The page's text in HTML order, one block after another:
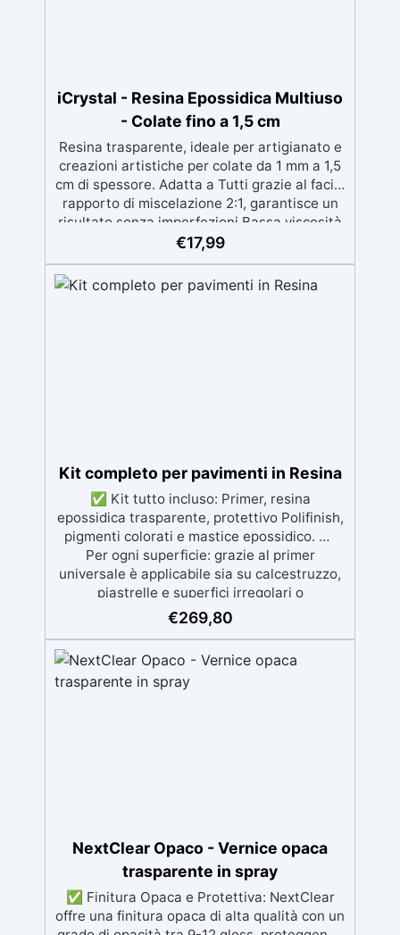
iCrystal - Resina Epossidica Multiuso
- Colate fino a 1,5 cm
Resina trasparente, ideale per artigianato e
creazioni artistiche per colate da 1 mm a 1,5
cm di spessore. Adatta a Tutti grazie al facile
rapporto di miscelazione 2:1, garantisce un
risultato senza imperfezioni Bassa viscosità
per colate senza bolle, compatibile con
materiali. Certificata post-catalisi atossica e
sicura per il contatto con la pelle, Bpa Free e
€17,99
Kit completo per pavimenti in Resina
✅ Kit tutto incluso: Primer, resina
epossidica trasparente, protettivo Polifinish,
pigmenti colorati e mastice epossidico. ✅
Per ogni superficie: grazie al primer
universale è applicabile sia su calcestruzzo,
piastrelle e superfici irregolari o
danneggiate. ✅ Facile da applicare: Video
Guida completa inclusa, 3 semplici passaggi,
finitura protettiva antigraffio. ✅ Risultati
professionali: Sistema autolivellante,
€269,80
NextClear Opaco - Vernice opaca
trasparente in spray
✅ Finitura Opaca e Protettiva: NextClear
offre una finitura opaca di alta qualità con un